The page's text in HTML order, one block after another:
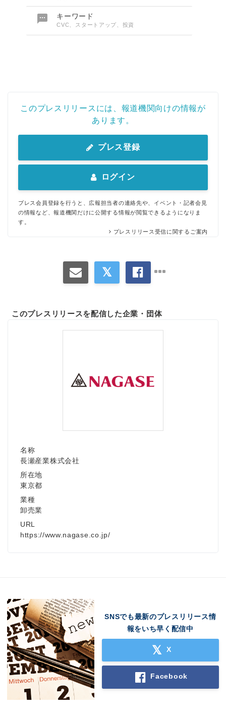
 キーワード
CVC、スタートアップ、投資
このプレスリリースには、報道機関向けの情報が
あります。
プレス登録
ログイン
プレス会員登録を行うと、広報担当者の連絡先や、イベント・記者会見
の情報など、報道機関だけに公開する情報が閲覧できるようになりま
す。
プレスリリース受信に関するご案内
このプレスリリースを配信した企業・団体
名称
長瀬産業株式会社
所在地
東京都
業種
卸売業
URL
https://www.nagase.co.jp/
SNSでも最新のプレスリリース情
報をいち早く配信中
X
Facebook